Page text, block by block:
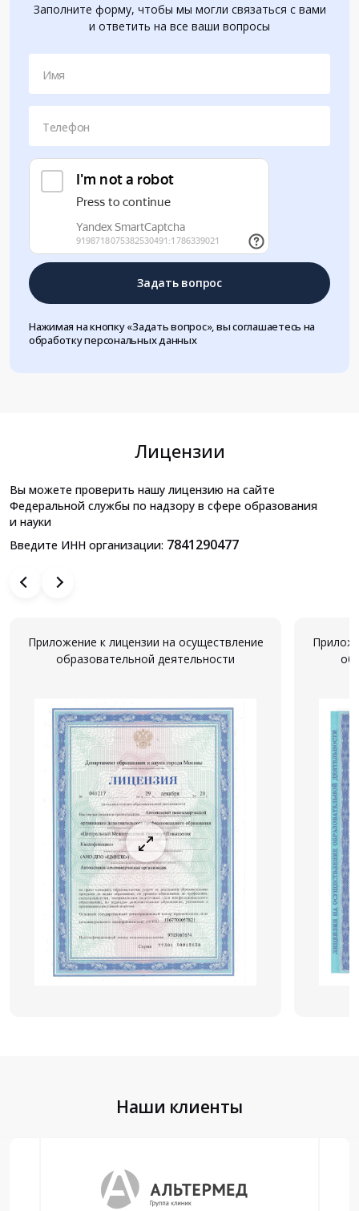
Заполните форму, чтобы мы могли связаться с вами
и ответить на все ваши вопросы
Имя
Телефон
Задать вопрос
Нажимая на кнопку «Задать вопрос», вы соглашаетесь на
обработку персональных данных
Лицензии
Вы можете проверить нашу лицензию на сайте
Федеральной службы по надзору в сфере образования
и науки
Введите ИНН организации: 7841290477
Приложение к лицензии на осуществление
образовательной деятельности
Наши клиенты